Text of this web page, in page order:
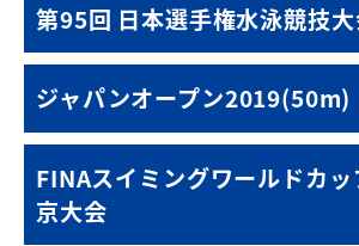
第95回 日本選手権水泳競技
ジャパンオープン2019(50m)
FINAスイミングワールドカ
京大会